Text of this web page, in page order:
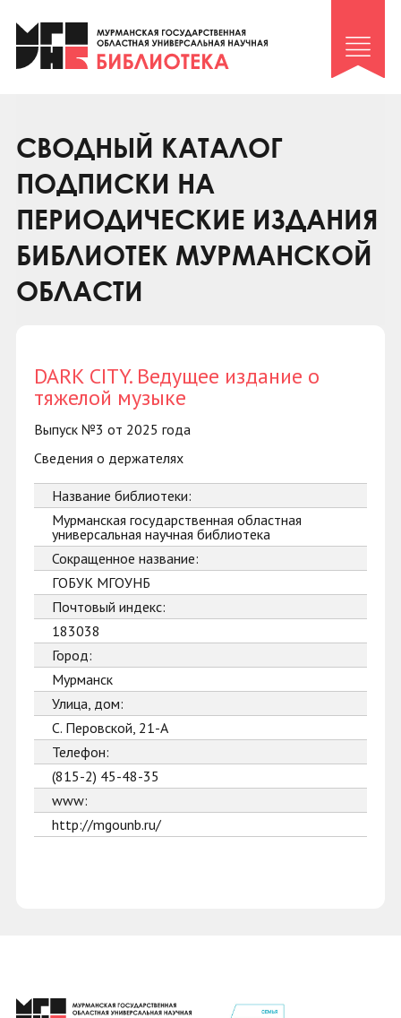
Клуб «Гиря и сельдерей»
Клуб «Семейный архив»
Коллегам
Контакты
СВОДНЫЙ КАТАЛОГ
ПОДПИСКИ НА
ПЕРИОДИЧЕСКИЕ ИЗДАНИЯ
БИБЛИОТЕК МУРМАНСКОЙ
ОБЛАСТИ
DARK CITY. Ведущее издание о
тяжелой музыке
Выпуск №3 от 2025 года
Сведения о держателях
Название библиотеки:
Мурманская государственная областная
универсальная научная библиотека
Сокращенное название:
ГОБУК МГОУНБ
Почтовый индекс:
183038
Город:
Мурманск
Улица, дом:
С. Перовской, 21-А
Телефон:
(815-2) 45-48-35
www:
http://mgounb.ru/